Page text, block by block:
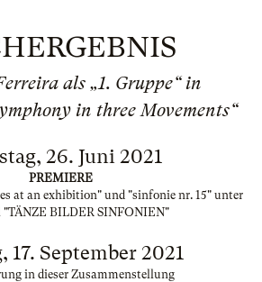
als „1. Gruppe“ in
in three Movements“
26. Juni 2021
PREMIERE
at an exhibition" und "sinfonie nr. 15" unter
"TÄNZE BILDER SINFONIEN"
17. September 2021
in dieser Zusammenstellung